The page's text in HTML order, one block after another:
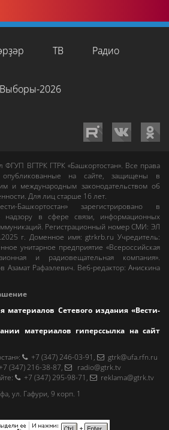
ТВ Радио
Выборы-2026
ФГУП ВГТРК ГТРК «Башкортостан». Все права
на сайте, защищены в
и международным законодательством об
Для лиц старше 16 лет.
Башкортостан»зарегистрировано в
в сфере связи, информационных
Регистрационный номер СМИ: ЭЛ
г. Доменное имя:gtrkrb.ru Учредитель:
унитарное предприятие «Всероссийская
и радиовещательная компания».
Азамат Рафаэлевич. Веб-редактор:Анискина
материалов Сетевого издания «Вести-
материалов гиперссылка на сайт
: +7 (347) 246-03-91 ,
gtrk@ufa.rfn.ru
+7 (347) 216-38-87,
radio@gtrk.tv
: +7 (347) 295-98-71 ,
reklama@gtrk.tv
, ул. Гафури, 9 корп. 1